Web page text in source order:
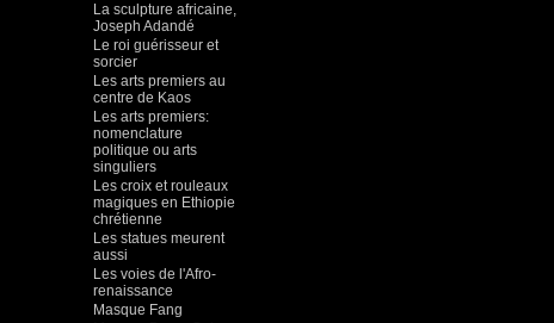
La sculpture africaine,
Joseph Adandé
Le roi guérisseur et
sorcier
Les arts premiers au
centre de Kaos
Les arts premiers:
nomenclature
politique ou arts
singuliers
Les croix et rouleaux
magiques en Ethiopie
chrétienne
Les statues meurent
aussi
Les voies de l'Afro-
renaissance
Masque Fang